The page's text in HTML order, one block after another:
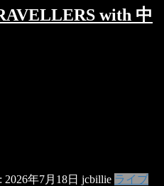
with 中
2026年7月18日 jcbillie ライブ